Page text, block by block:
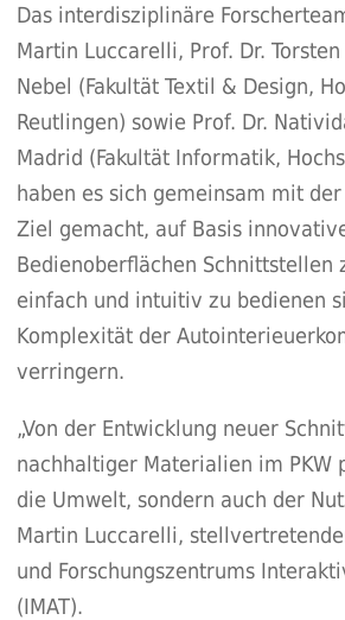
Das interdisziplinäre
Martin Luccarelli, Prof. Dr.
Nebel (Fakultät Textil & Design,
Reutlingen) sowie Prof. Dr.
Madrid (Fakultät Informatik,
haben es sich gemeinsam mit
Ziel gemacht, auf Basis
Bedienoberflächen Schnittstellen
einfach und intuitiv zu bedienen
Komplexität der
verringern.
„Von der Entwicklung neuer
nachhaltiger Materialien im PKW
die Umwelt, sondern auch der
Martin Luccarelli,
und Forschungszentrums
(IMAT).